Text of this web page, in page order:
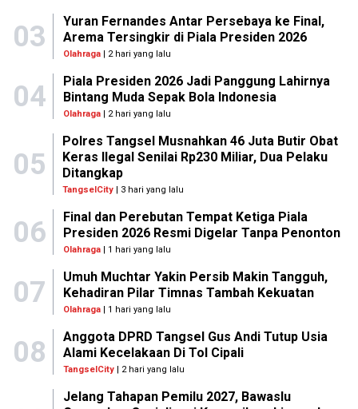
03
Yuran Fernandes Antar Persebaya ke Final,
Arema Tersingkir di Piala Presiden 2026
Olahraga| 2 hari yang lalu
04
Piala Presiden 2026 Jadi Panggung Lahirnya
Bintang Muda Sepak Bola Indonesia
Olahraga| 2 hari yang lalu
05
Polres Tangsel Musnahkan 46 Juta Butir Obat
Keras Ilegal Senilai Rp230 Miliar, Dua Pelaku
Ditangkap
TangselCity | 3 hari yang lalu
06
Final dan Perebutan Tempat Ketiga Piala
Presiden 2026 Resmi Digelar Tanpa Penonton
Olahraga| 1 hari yang lalu
07
Umuh Muchtar Yakin Persib Makin Tangguh,
Kehadiran Pilar Timnas Tambah Kekuatan
Olahraga| 1 hari yang lalu
08
Anggota DPRD Tangsel Gus Andi Tutup Usia
Alami Kecelakaan Di Tol Cipali
TangselCity| 2 hari yang lalu
Jelang Tahapan Pemilu 2027, Bawaslu